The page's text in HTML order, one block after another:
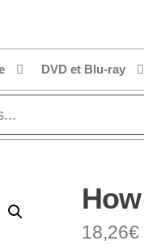
DVD et Blu-ray
18,26€